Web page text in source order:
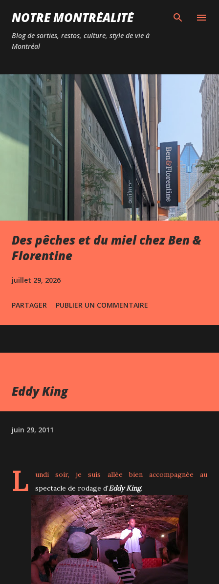
Passer au contenu principal
NOTRE MONTRÉALITÉ
Blog de sorties, restos, culture, style de vie à
Montréal
Des pêches et du miel chez Ben &
Florentine
juillet 29, 2026
PARTAGER PUBLIER UN COMMENTAIRE
Eddy King
juin 29, 2011
L
undi soir, je suis allée bien accompagnée au
spectacle de rodage d'Eddy King.